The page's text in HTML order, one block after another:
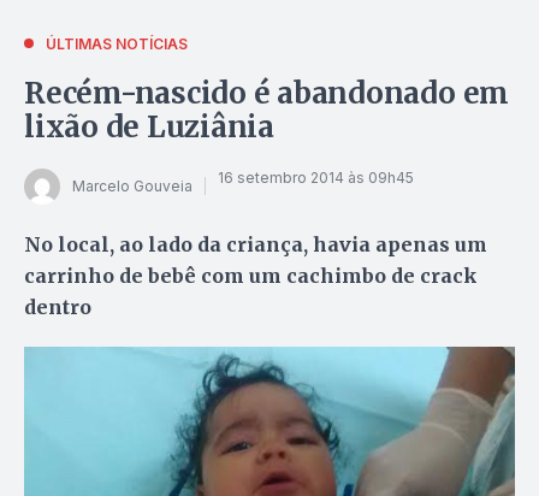
ÚLTIMAS NOTÍCIAS
Recém-nascido é abandonado em
lixão de Luziânia
Marcelo Gouveia 16 setembro 2014 às 09h45
No local, ao lado da criança, havia apenas um
carrinho de bebê com um cachimbo de crack
dentro